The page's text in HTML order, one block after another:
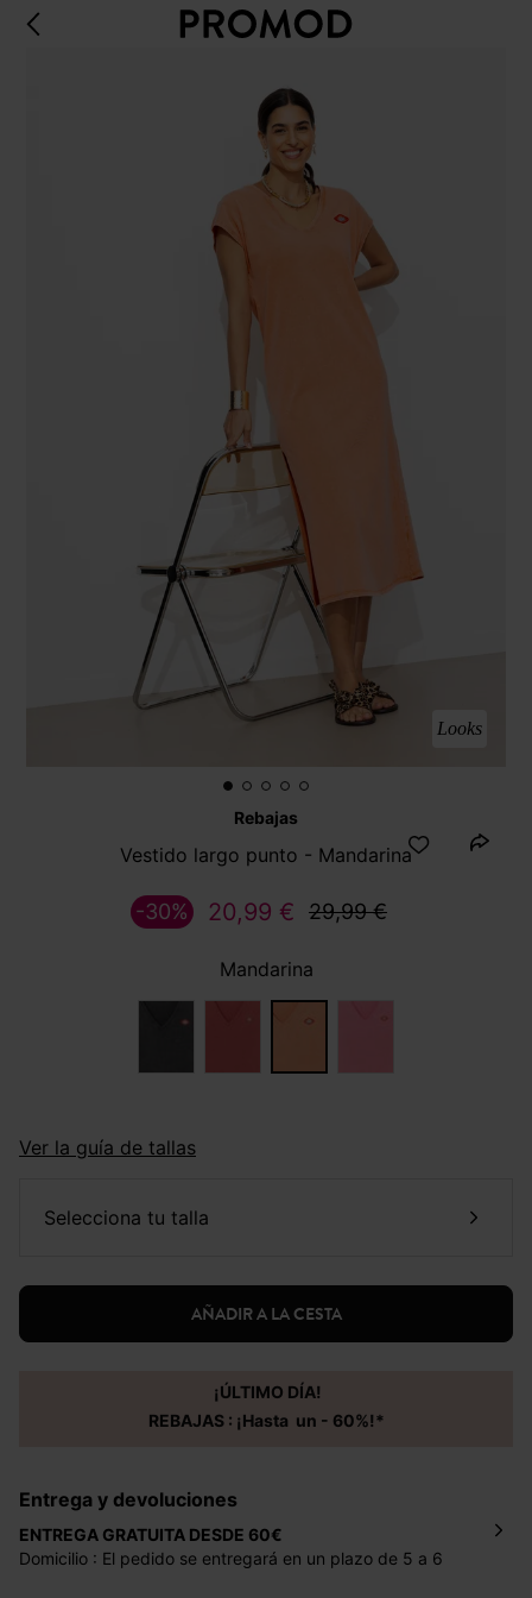
Looks
Rebajas
Vestido largo punto - Mandarina
20,99 € 29,99 €
-30%
Mandarina
Ver la guía de tallas
selecciona tu talla
AÑADIR A LA CESTA
¡ÚLTIMO DÍA!
REBAJAS : ¡Hasta un - 60%!*
Entrega y devoluciones
ENTREGA GRATUITA DESDE 60€
Domicilio : El pedido se entregará en un plazo de 5 a 6